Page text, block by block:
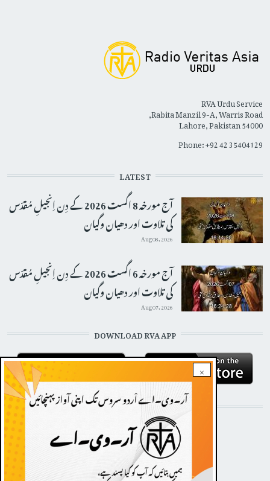
×
RVA Urdu Service
Rabita Manzil 9-A, Warris Road,
Lahore, Pakistan 54000
Phone: +92 42 35404129
LATEST
آج مورخہ 8 اگست 2026 کے دِن اِنجیلِ مُقدّس
کی تلاوت اور دھیان وگیان
Aug 08, 2026
آج مورخہ 6 اگست 2026 کے دِن اِنجیلِ مُقدّس
کی تلاوت اور دھیان وگیان
Aug 07, 2026
DOWNLOAD RVA APP
STAY CONNECTED WITH US!